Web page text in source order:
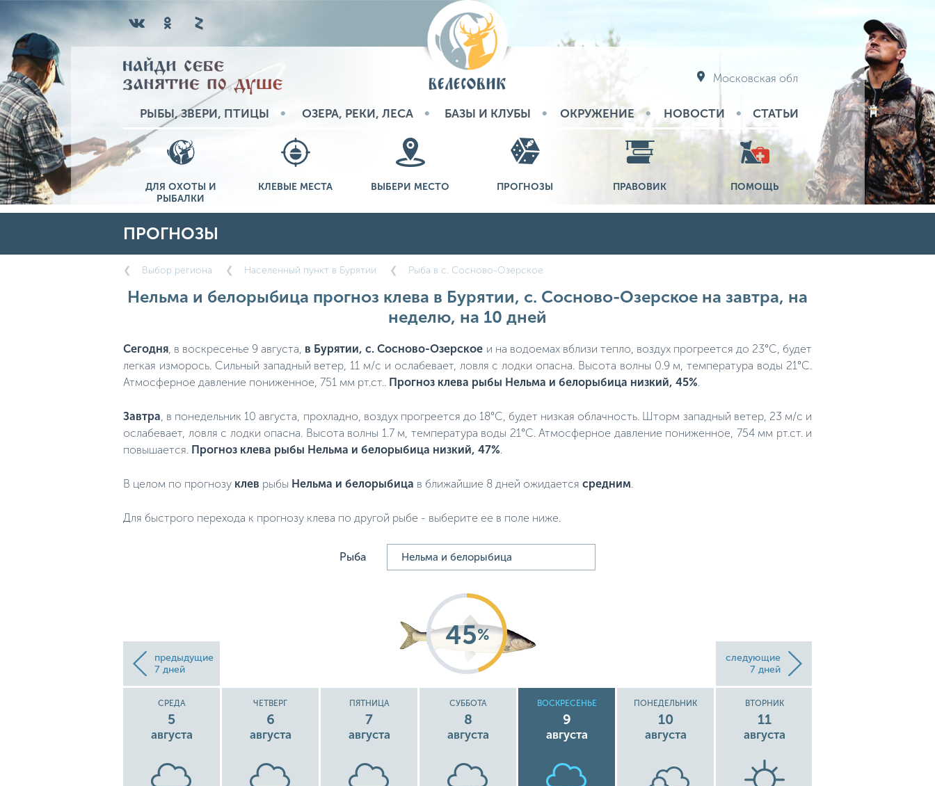
Московская обл
РЫБЫ, ЗВЕРИ, ПТИЦЫ ОЗЕРА, РЕКИ, ЛЕСА БАЗЫ И КЛУБЫ ОКРУЖЕНИЕ НОВОСТИ СТАТЬИ
ДЛЯ ОХОТЫ И
РЫБАЛКИ
КЛЕВЫЕ МЕСТА ВЫБЕРИ МЕСТО ПРОГНОЗЫ ПРАВОВИК ПОМОЩЬ
ПРОГНОЗЫ
Выбор региона Населенный пункт в Бурятии Рыба в с. Сосново-Озерское
Нельма и белорыбица прогноз клева в Бурятии, с. Сосново-Озерское на завтра, на
неделю, на 10 дней
Сегодня , в воскресенье 9 августа, в Бурятии, с. Сосново-Озерское и на водоемах вблизи тепло, воздух прогреется до 23°C, будет
легкая изморось. Сильный западный ветер, 11 м/с и ослабевает, ловля с лодки опасна. Высота волны 0.9 м, температура воды 21°C.
Атмосферное давление пониженное, 751 мм рт.ст.. Прогноз клева рыбы Нельма и белорыбица низкий, 45%
Завтра , в понедельник 10 августа, прохладно, воздух прогреется до 18°C, будет низкая облачность. Шторм западный ветер, 23 м/с и
ослабевает, ловля с лодки опасна. Высота волны 1.7 м, температура воды 21°C. Атмосферное давление пониженное, 754 мм рт.ст. и
повышается. Прогноз клева рыбы Нельма и белорыбица низкий, 47%
В целом по прогнозу клев рыбы Нельма и белорыбица в ближайшие 8 дней ожидается средним
Для быстрого перехода к прогнозу клева по другой рыбе - выберите ее в поле ниже.
Рыба
предыдущие
7 дней
45%
следующие
7 дней
СРЕДА
5
августа
ЧЕТВЕРГ
6
августа
ПЯТНИЦА
7
августа
СУББОТА
8
августа
ВОСКРЕСЕНЬЕ
9
августа
ПОНЕДЕЛЬНИК
10
августа
ВТОРНИК
11
августа